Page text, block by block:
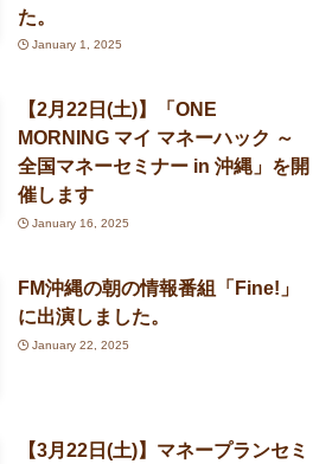
た。
January 1, 2025
【2月22日(土)】「ONE
MORNING マイ マネーハック ～
全国マネーセミナー in 沖縄」を開
催します
January 16, 2025
FM沖縄の朝の情報番組「Fine!」
に出演しました。
January 22, 2025
【3月22日(土)】マネープランセミ